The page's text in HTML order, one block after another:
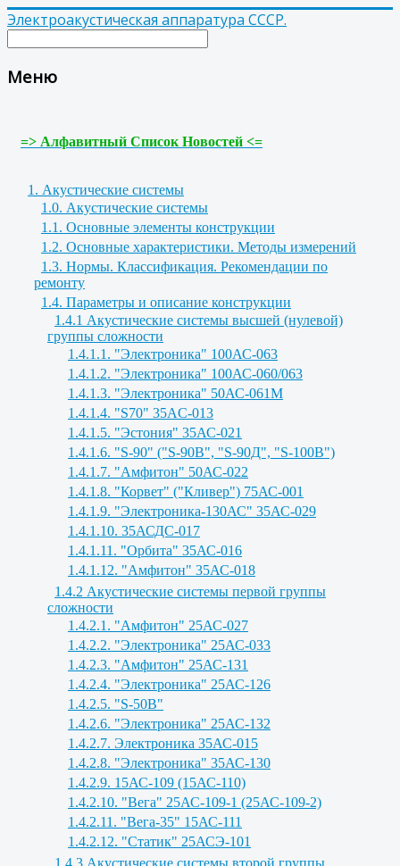
Электроакустическая аппаратура СССР.
Меню
=> Алфавитный Список Новостей <=
1. Акустические системы
1.0. Акустические системы
1.1. Основные элементы конструкции
1.2. Основные характеристики. Методы измерений
1.3. Нормы. Классификация. Рекомендации по
ремонту
1.4. Параметры и описание конструкции
1.4.1 Акустические системы высшей (нулевой)
группы сложности
1.4.1.1. "Электроника" 100АС-063
1.4.1.2. "Электроника" 100АС-060/063
1.4.1.3. "Электроника" 50АС-061М
1.4.1.4. "S70" 35AC-013
1.4.1.5. "Эстония" 35АС-021
1.4.1.6. "S-90" ("S-90B", "S-90Д", "S-100B")
1.4.1.7. "Амфитон" 50АС-022
1.4.1.8. "Корвет" ("Кливер") 75АС-001
1.4.1.9. "Электроника-130АС" 35АС-029
1.4.1.10. 35АСДС-017
1.4.1.11. "Орбита" 35АС-016
1.4.1.12. "Амфитон" 35АС-018
1.4.2 Акустические системы первой группы
сложности
1.4.2.1. "Амфитон" 25АС-027
1.4.2.2. "Электроника" 25АС-033
1.4.2.3. "Амфитон" 25АС-131
1.4.2.4. "Электроника" 25АС-126
1.4.2.5. "S-50B"
1.4.2.6. "Электроника" 25АС-132
1.4.2.7. Электроника 35АС-015
1.4.2.8. "Электроника" 35АС-130
1.4.2.9. 15АС-109 (15АС-110)
1.4.2.10. "Вега" 25АС-109-1 (25АС-109-2)
1.4.2.11. "Вега-35" 15АС-111
1.4.2.12. "Статик" 25АСЭ-101